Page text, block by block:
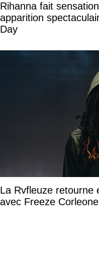
Rihanna fait
apparition
Day
La Rvfleuze retourne
avec Freeze Corleone